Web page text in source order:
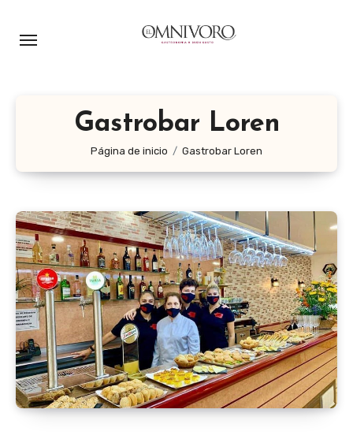
Gastrobar Loren
Página de inicio Gastrobar Loren